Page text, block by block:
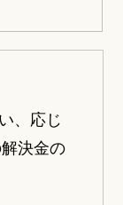
、応じ
決金の